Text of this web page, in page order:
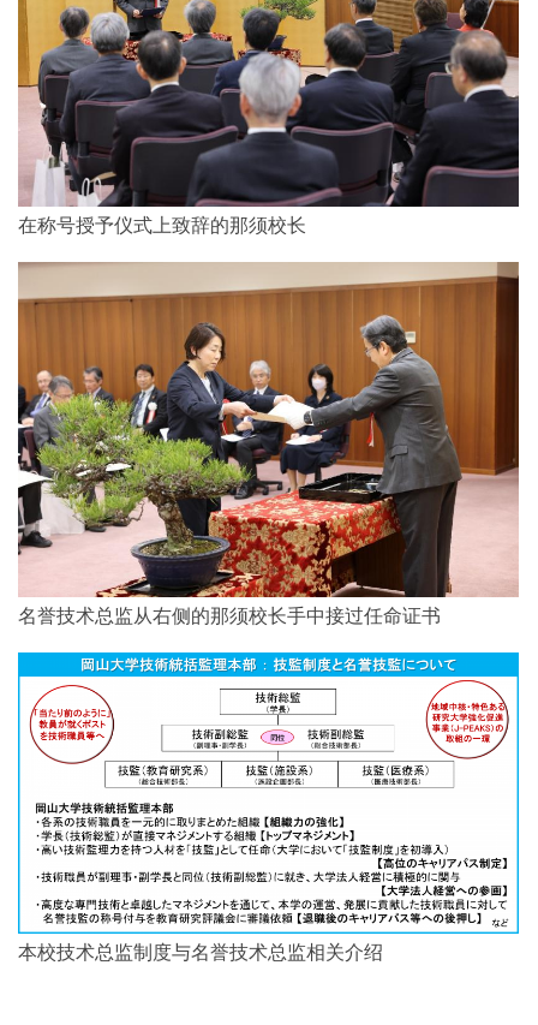
在称号授予仪式上致辞的那须校长
名誉技术总监从右侧的那须校长手中接过任命证书
本校技术总监制度与名誉技术总监相关介绍